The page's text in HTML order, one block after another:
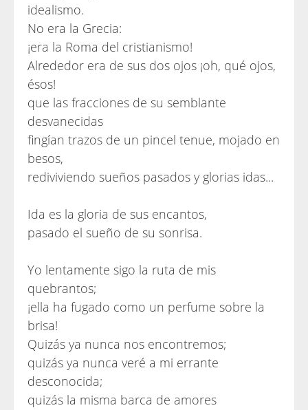
idealismo.
No era la Grecia:
¡era la Roma del cristianismo!
Alrededor era de sus dos ojos ¡oh, qué ojos,
ésos!
que las fracciones de su semblante
desvanecidas
fingían trazos de un pincel tenue, mojado en
besos,
rediviviendo sueños pasados y glorias idas...
Ida es la gloria de sus encantos,
pasado el sueño de su sonrisa.
Yo lentamente sigo la ruta de mis
quebrantos;
¡ella ha fugado como un perfume sobre la
brisa!
Quizás ya nunca nos encontremos;
quizás ya nunca veré a mi errante
desconocida;
quizás la misma barca de amores